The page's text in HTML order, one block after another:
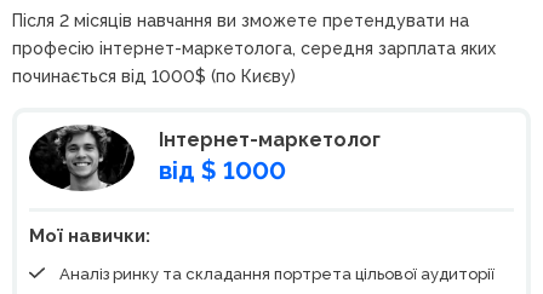
Після 2 місяців навчання ви зможете претендувати на
професію інтернет-маркетолога, середня зарплата яких
починається від 1000$ (по Києву)
Інтернет-маркетолог
від $ 1000
Мої навички:
Аналіз ринку та складання портрета цільової аудиторії